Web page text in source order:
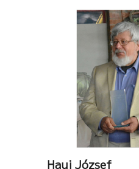
Egyetem
szakán, majd
meg
büszke vagyok),
Haui József